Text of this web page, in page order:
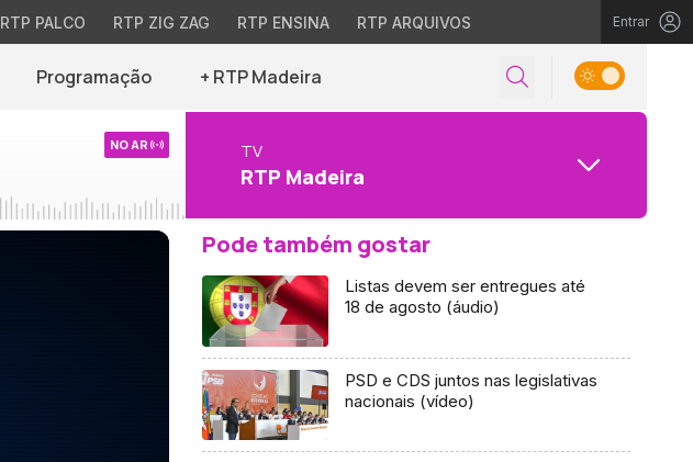
RTP PALCO RTP ZIG ZAG RTP ENSINA RTP ARQUIVOS Entrar
Programação + RTP Madeira
NO AR TV
RTP Madeira
Pode também gostar
Listas devem ser entregues até
18 de agosto (áudio)
PSD e CDS juntos nas legislativas
nacionais (vídeo)